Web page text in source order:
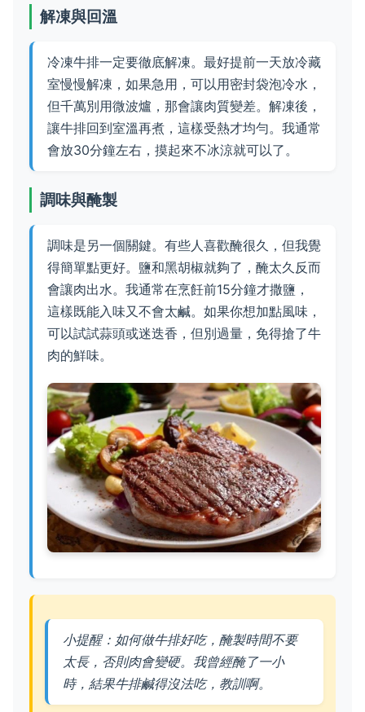
解凍與回溫
冷凍牛排一定要徹底解凍。最好提前一天放冷藏
室慢慢解凍，如果急用，可以用密封袋泡冷水，
但千萬別用微波爐，那會讓肉質變差。解凍後，
讓牛排回到室溫再煮，這樣受熱才均勻。我通常
會放30分鐘左右，摸起來不冰涼就可以了。
調味與醃製
調味是另一個關鍵。有些人喜歡醃很久，但我覺
得簡單點更好。鹽和黑胡椒就夠了，醃太久反而
會讓肉出水。我通常在烹飪前15分鐘才撒鹽，
這樣既能入味又不會太鹹。如果你想加點風味，
可以試試蒜頭或迷迭香，但別過量，免得搶了牛
肉的鮮味。
小提醒：如何做牛排好吃，醃製時間不要
太長，否則肉會變硬。我曾經醃了一小
時，結果牛排鹹得沒法吃，教訓啊。